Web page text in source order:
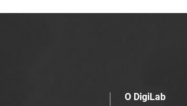
O DigiLab